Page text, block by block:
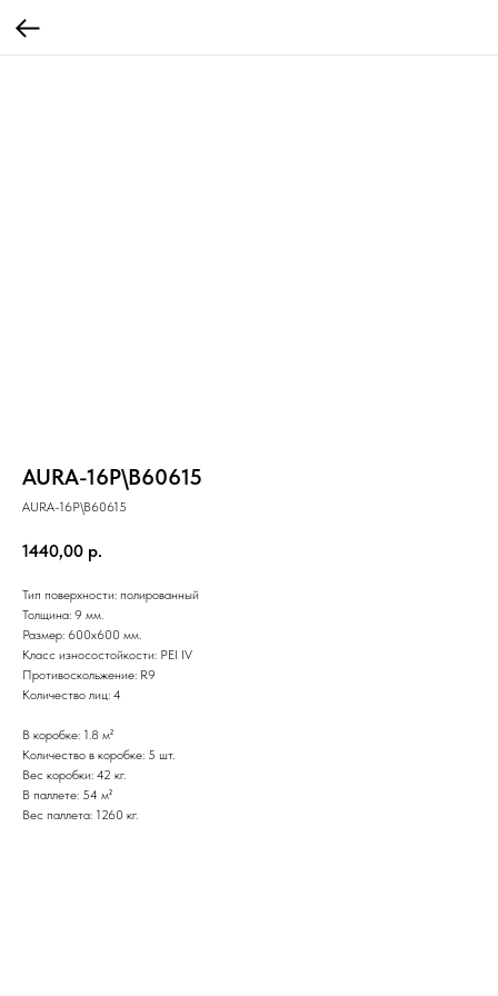
AURA-16P\B60615
AURA-16P\B60615
1440,00 р.
Тип поверхности: полированный
Толщина: 9 мм.
Размер: 600х600 мм.
Класс износостойкости: PEI IV
Противоскольжение: R9
Количество лиц: 4
В коробке: 1.8 м²
Количество в коробке: 5 шт.
Вес коробки: 42 кг.
В паллете: 54 м²
Вес паллета: 1260 кг.